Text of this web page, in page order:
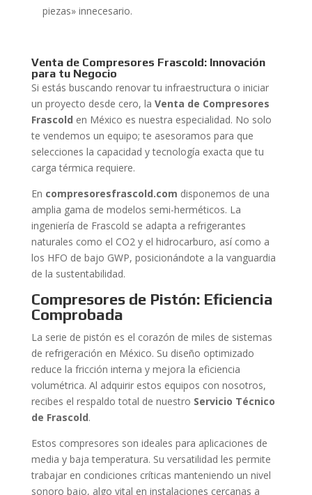
piezas» innecesario.
Venta de Compresores Frascold: Innovación
para tu Negocio
Si estás buscando renovar tu infraestructura o iniciar
un proyecto desde cero, la Venta de Compresores
Frascold en México es nuestra especialidad. No solo
te vendemos un equipo; te asesoramos para que
selecciones la capacidad y tecnología exacta que tu
carga térmica requiere.
En compresoresfrascold.com disponemos de una
amplia gama de modelos semi-herméticos. La
ingeniería de Frascold se adapta a refrigerantes
naturales como el CO2 y el hidrocarburo, así como a
los HFO de bajo GWP, posicionándote a la vanguardia
de la sustentabilidad.
Compresores de Pistón: Eficiencia
Comprobada
La serie de pistón es el corazón de miles de sistemas
de refrigeración en México. Su diseño optimizado
reduce la fricción interna y mejora la eficiencia
volumétrica. Al adquirir estos equipos con nosotros,
recibes el respaldo total de nuestro Servicio Técnico
de Frascold.
Estos compresores son ideales para aplicaciones de
media y baja temperatura. Su versatilidad les permite
trabajar en condiciones críticas manteniendo un nivel
sonoro bajo, algo vital en instalaciones cercanas a